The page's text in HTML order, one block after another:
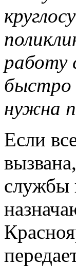
работу
быстро
нужна
Если
службы